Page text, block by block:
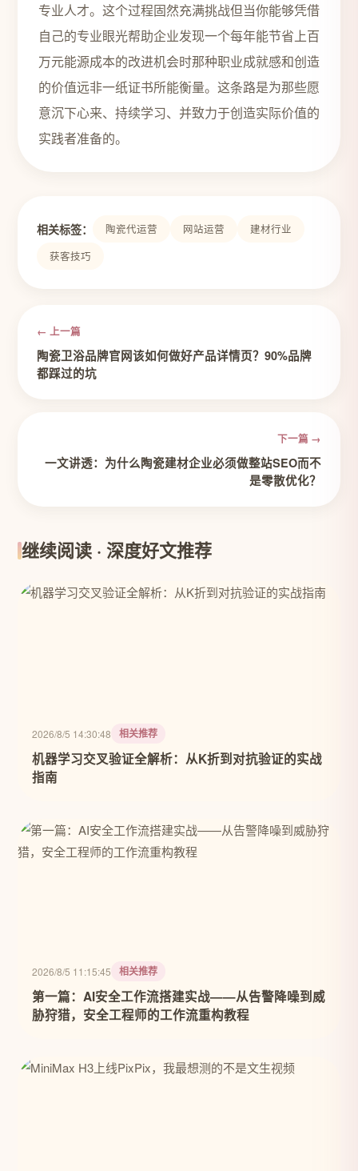
专业人才。这个过程固然充满挑战但当你能够凭借
自己的专业眼光帮助企业发现一个每年能节省上百
万元能源成本的改进机会时那种职业成就感和创造
的价值远非一纸证书所能衡量。这条路是为那些愿
意沉下心来、持续学习、并致力于创造实际价值的
实践者准备的。
相关标签： 陶瓷代运营 网站运营
建材行业
获客技巧
← 上一篇
陶瓷卫浴品牌官网该如何做好产品详情页？90%品牌
都踩过的坑
下一篇 →
一文讲透：为什么陶瓷建材企业必须做整站SEO而不
是零散优化？
继续阅读 · 深度好文推荐
2026/8/5 14:30:48 相关推荐
机器学习交叉验证全解析：从K折到对抗验证的实战
指南
2026/8/5 11:15:45 相关推荐
第一篇：AI安全工作流搭建实战——从告警降噪到威
胁狩猎，安全工程师的工作流重构教程